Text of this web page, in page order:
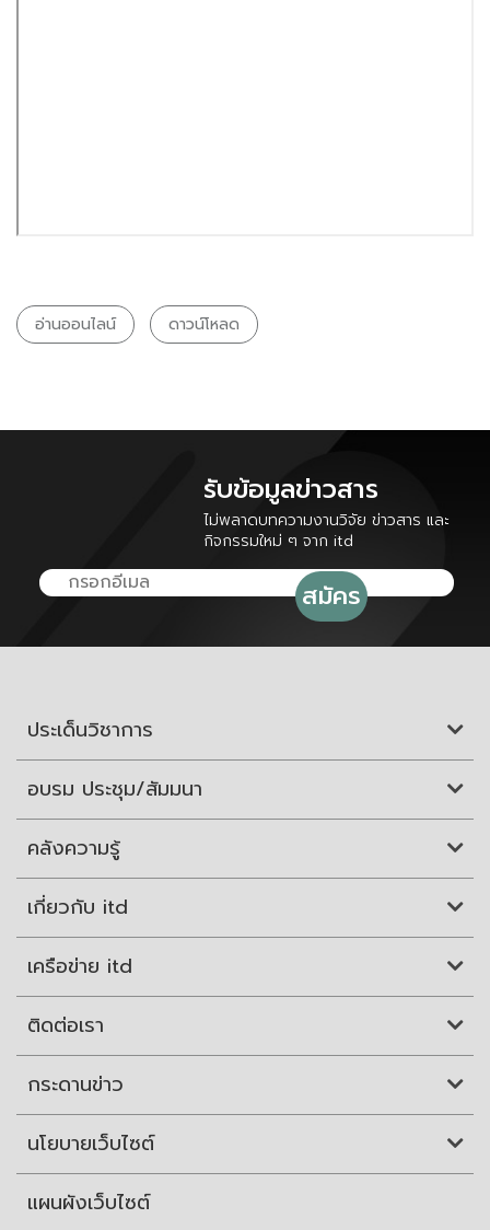
อ่านออนไลน์ ดาวน์โหลด
รับข้อมูลข่าวสาร
ไม่พลาดบทความงานวิจัย ข่าวสาร และ
กิจกรรมใหม่ ๆ จาก itd
ประเด็นวิชาการ
อบรม ประชุม/สัมมนา
คลังความรู้
เกี่ยวกับ itd
เครือข่าย itd
ติดต่อเรา
กระดานข่าว
นโยบายเว็บไซต์
แผนผังเว็บไซต์